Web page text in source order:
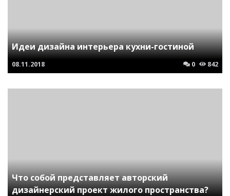
Идеи дизайна интерьера кухни-гостиной
08.11.2018 0 842
Что собой представляет авторский
дизайнерский проект жилого пространства?